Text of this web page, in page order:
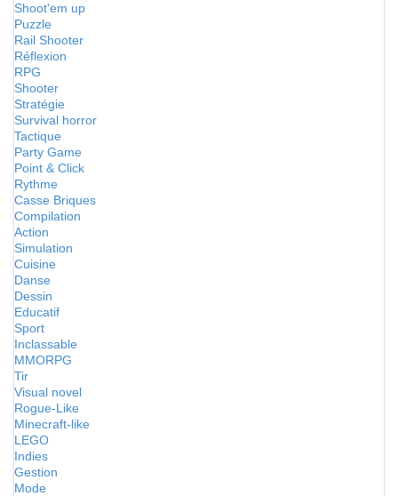
Shoot'em up
Puzzle
Rail Shooter
Réflexion
RPG
Shooter
Stratégie
Survival horror
Tactique
Party Game
Point & Click
Rythme
Casse Briques
Compilation
Action
Simulation
Cuisine
Danse
Dessin
Educatif
Sport
Inclassable
MMORPG
Tir
Visual novel
Rogue-Like
Minecraft-like
LEGO
Indies
Gestion
Mode